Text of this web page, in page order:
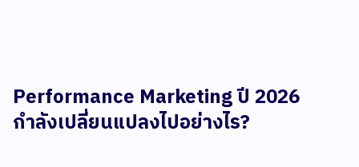
Performance Marketing ปี 2026
กำลังเปลี่ยนแปลงไปอย่างไร?